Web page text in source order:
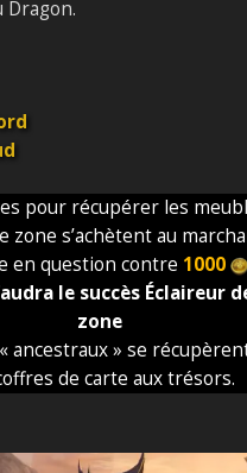
Dragon.
pour récupérer les
zone s’achètent au
en question contre 1000
le succès Éclaireur
zone
ancestraux » se
de carte aux trésors.